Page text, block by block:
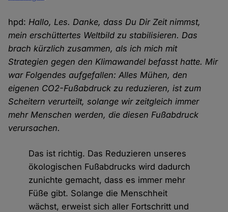
hpd: Hallo, Les. Danke, dass Du Dir Zeit nimmst,
mein erschüttertes Weltbild zu stabilisieren. Das
brach kürzlich zusammen, als ich mich mit
Strategien gegen den Klimawandel befasst hatte. Mir
war Folgendes aufgefallen: Alles Mühen, den
eigenen CO2-Fußabdruck zu reduzieren, ist zum
Scheitern verurteilt, solange wir zeitgleich immer
mehr Menschen werden, die diesen Fußabdruck
verursachen.
Das ist richtig. Das Reduzieren unseres
ökologischen Fußabdrucks wird dadurch
zunichte gemacht, dass es immer mehr
Füße gibt. Solange die Menschheit
wächst, erweist sich aller Fortschritt und